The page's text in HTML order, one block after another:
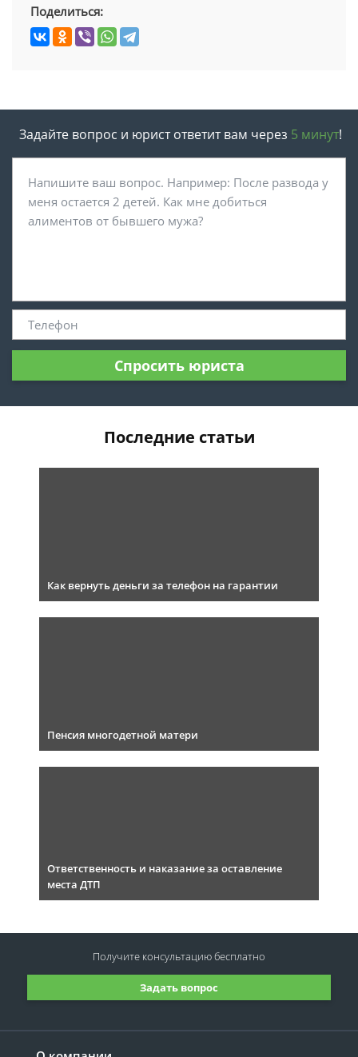
Поделиться:
Задайте вопрос и юрист ответит вам через 5 минут!
Спросить юриста
Последние статьи
Как вернуть деньги за телефон на гарантии
Пенсия многодетной матери
Ответственность и наказание за оставление
места ДТП
Задать вопрос
Получите консультациюбесплатно